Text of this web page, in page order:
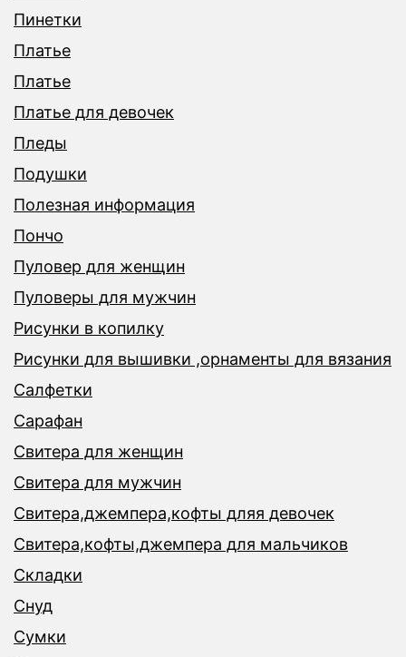
Пинетки
Платье
Платье
Платье для девочек
Пледы
Подушки
Полезная информация
Пончо
Пуловер для женщин
Пуловеры для мужчин
Рисунки в копилку
Рисунки для вышивки ,орнаменты для вязания
Салфетки
Сарафан
Свитера для женщин
Свитера для мужчин
Свитера,джемпера,кофты дляя девочек
Свитера,кофты,джемпера для мальчиков
Складки
Снуд
Сумки